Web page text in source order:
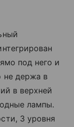
под него и
не держа в
в верхней
лампы.
3 уровня